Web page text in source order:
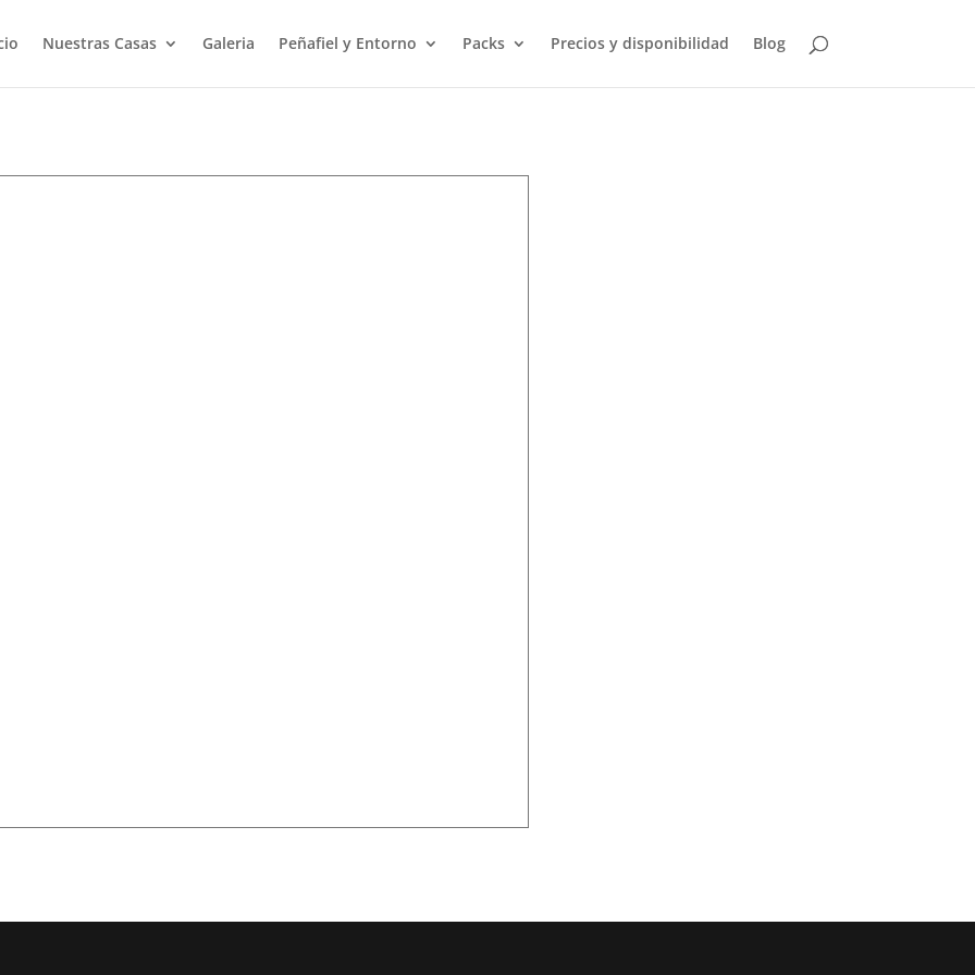
Nuestras Casas Galeria Peñafiel y Entorno Packs Precios y disponibilidad Blog